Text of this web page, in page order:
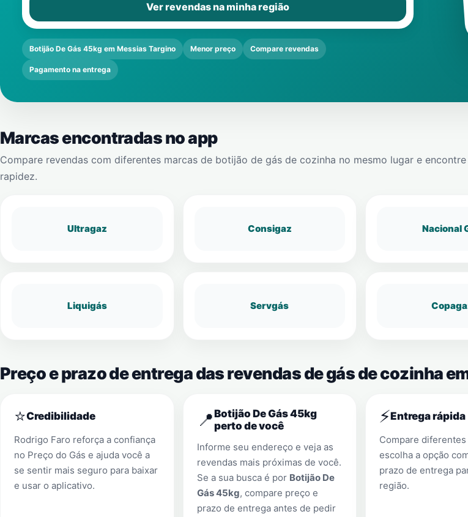
Ver revendas na minha região
Botijão De Gás 45kg em Messias Targino Menor preço Compare revendas
Pagamento na entrega
Marcas encontradas no app
Compare revendas com diferentes marcas de botijão de gás de cozinha no mesmo lugar e encontre
rapidez.
Ultragaz Consigaz Nacional
Liquigás Servgás
Preço e prazo de entrega das revendas de gás de cozinha
⭐Credibilidade
Rodrigo Faro reforça a confiança
no Preço do Gás e ajuda você a
se sentir mais seguro para baixar
e usar o aplicativo.
📍Botijão De Gás 45kg
perto de você
Informe seu endereço e veja as
revendas mais próximas de você.
Se a sua busca é por Botijão De
Gás 45kg, compare preço e
prazo de entrega antes de pedir
⚡Entrega rápida
Compare
escolha a opção
prazo de entrega
região.